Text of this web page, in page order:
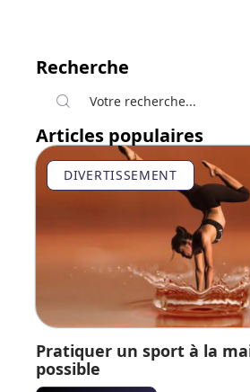
Recherche
Articles populaires
DIVERTISSEMENT
Pratiquer un sport à la
possible